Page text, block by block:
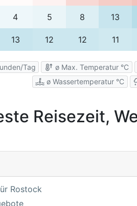
4 5 8 13
13 12 12 11
Tag ø Max. Temperatur °C
ø Wassertemperatur °C
Reisezeit,
Rostock